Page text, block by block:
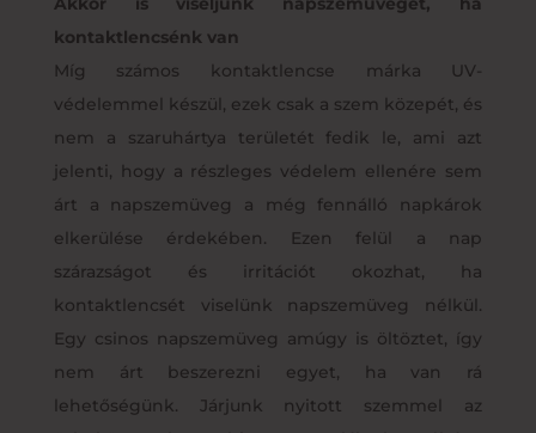
kontaktlencsénk van
Míg számos kontaktlencse márka UV-
védelemmel készül, ezek csak a szem közepét, és
nem a szaruhártya területét fedik le, ami azt
jelenti, hogy a részleges védelem ellenére sem
árt a napszemüveg a még fennálló napkárok
elkerülése érdekében. Ezen felül a nap
szárazságot és irritációt okozhat, ha
kontaktlencsét viselünk napszemüveg nélkül.
Egy csinos napszemüveg amúgy is öltöztet, így
nem árt beszerezni egyet, ha van rá
lehetőségünk. Járjunk nyitott szemmel az